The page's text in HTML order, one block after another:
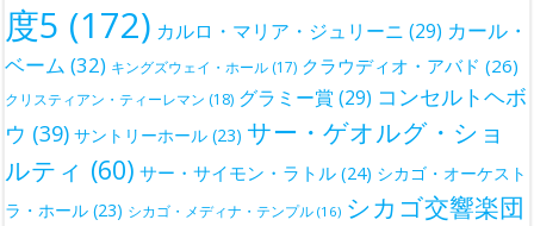
度5 (172) カルロ・マリア・ジュリーニ (29) カール・
ベーム (32) キングズウェイ・ホール (17) クラウディオ・アバド (26)
クリスティアン・ティーレマン (18) グラミー賞 (29) コンセルトヘボ
ウ (39) サントリーホール (23) サー・ゲオルグ・ショ
ルティ (60) サー・サイモン・ラトル (24) シカゴ・オーケスト
ラ・ホール (23) シカゴ・メディナ・テンプル (16) シカゴ交響楽団